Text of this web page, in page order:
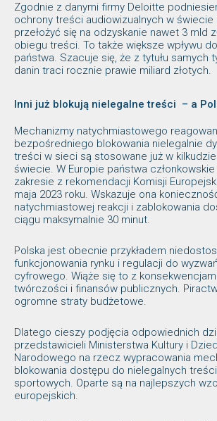
Zgodnie z danymi firmy Deloitte
ochrony treści audiowizualnych w
przełożyć się na odzyskanie nawet 3 mld
obiegu treści. To także większe wpływu
państwa. Szacuje się, że z tytułu samych
danin traci rocznie prawie miliard złotych.
Inni już blokują nielegalne treści – a
Mechanizmy natychmiastowego
bezpośredniego blokowania nielegalnie
treści w sieci są stosowane już w
świecie. W Europie państwa
zakresie z rekomendacji Komisji
maja 2023 roku. Wskazuje ona
natychmiastowej reakcji i zablokowania
ciągu maksymalnie 30 minut.
Polska jest obecnie przykładem
funkcjonowania rynku i regulacji do
cyfrowego. Wiąże się to z
twórczości i finansów publicznych.
ogromne straty budżetowe.
Dlatego cieszy podjęcia odpowiednich
przedstawicieli Ministerstwa Kultury i
Narodowego na rzecz wypracowania
blokowania dostępu do nielegalnych
sportowych. Oparte są na najlepszych
europejskich.